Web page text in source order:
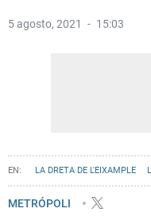
5 agosto, 2021 15:03
LA DRETA DE L'EIXAMPLE
AGRESIONES ROBOS
METRÓPOLI